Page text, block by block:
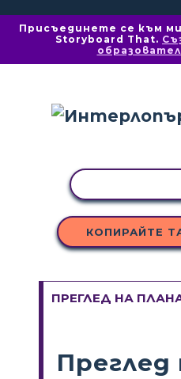
Присъединете се към
Storyboard That.
КОПИРАЙТЕ
ПРЕГЛЕД НА
Преглед